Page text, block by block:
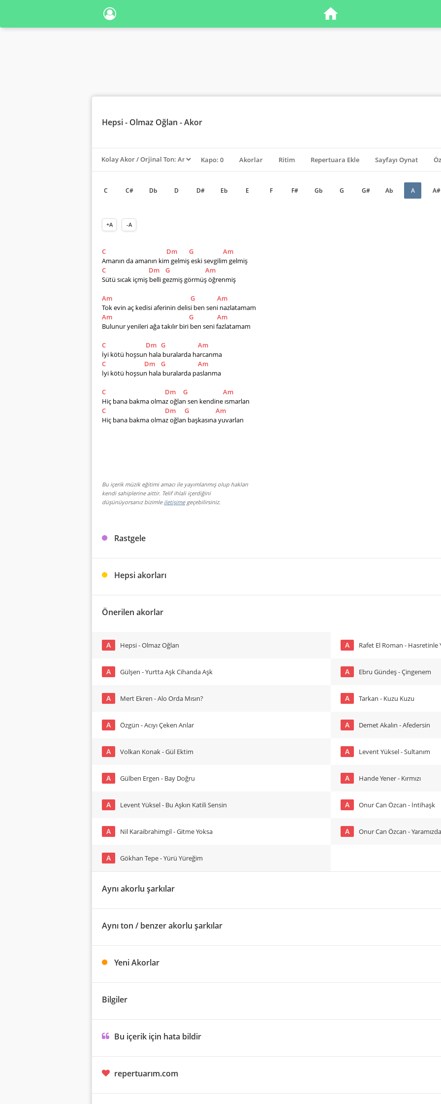
Hepsi- Olmaz Oğlan - Akor
Kapo: 0 Akorlar Ritim Repertuara Ekle Sayfayı Oynat
C C# Db D D# Eb E F F# Gb G G# Ab A A#
+A -A
C Dm G
Am
Amanın da amanın kim gelmiş eski sevgilim gelmiş
C
Dm G
Am
Sütü sıcak içmiş belli gezmiş görmüş öğrenmiş
Am G
Am
Tok evin aç kedisi aferinin delisi ben seni nazlatamam
Am
G
Am
Bulunur yenileri ağa takılır biri ben seni fazlatamam
C Dm G
Am
İyi kötü hoşsun hala buralarda harcanma
C
Dm G
Am
İyi kötü hoşsun hala buralarda paslanma
C Dm G
Am
Hiç bana bakma olmaz oğlan sen kendine ısmarlan
C
Dm G
Am
Hiç bana bakma olmaz oğlan başkasına yuvarlan
Bu içerik müzik eğitimi amacı ile yayımlanmış olup hakları
kendi sahiplerine aittir. Telif ihlali içerdiğini
düşünüyorsanız bizimle iletişimegeçebilirsiniz.
Rastgele
Hepsi akorları
Önerilen akorlar
A Hepsi - Olmaz Oğlan
A Gülşen - Yurtta Aşk Cihanda Aşk
A Mert Ekren - Alo Orda Mısın?
A Özgün - Acıyı Çeken Anlar
A Volkan Konak - Gül Ektim
A Gülben Ergen - Bay Doğru
A Levent Yüksel - Bu Aşkın Katili Sensin
A Nil Karaibrahimgil - Gitme Yoksa
A Gökhan Tepe - Yürü Yüreğim
A Rafet El Roman - Hasretinle
A Ebru Gündeş - Çingenem
A Tarkan - Kuzu Kuzu
A Demet Akalın - Afedersin
A Levent Yüksel - Sultanım
A Hande Yener - Kırmızı
A Onur Can Özcan - İntihaşk
A Onur Can Özcan -
Aynı akorlu şarkılar
Aynı ton / benzer akorlu şarkılar
Yeni Akorlar
Bilgiler
Bu içerik için hata bildir
repertuarım.com